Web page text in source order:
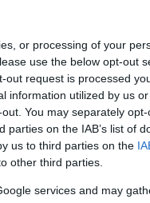
or processing of your
use the below opt-out
out request is processed
information utilized by us
You may separately
on the IAB’s list of
us to third parties on the
other third parties.
services and may
τη
που
Νέα Γαλλία
που
γυναίκα
δημιουργούν
αβεβαιότητα.